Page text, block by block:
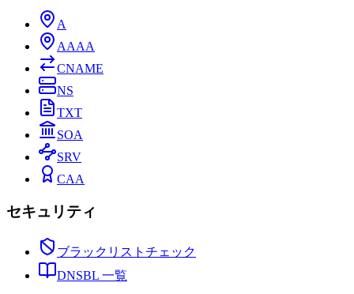
A
AAAA
CNAME
NS
TXT
SOA
SRV
CAA
セキュリティ
ブラックリストチェック
DNSBL 一覧